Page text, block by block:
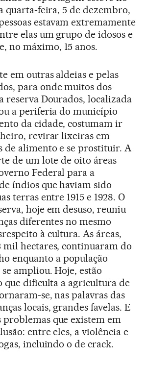
quarta-feira, 5 de dezembro,
estavam extremamente
elas um grupo de idosos e
no máximo, 15 anos.
em outras aldeias e pelas
para onde muitos dos
reserva Dourados, localizada
a periferia do município
da cidade, costumam ir
revirar lixeiras em
de alimento e se prostituir. A
de um lote de oito áreas
Federal para a
índios que haviam sido
terras entre 1915 e 1928. O
hoje em desuso, reuniu
diferentes no mesmo
à cultura. As áreas,
mil hectares, continuaram do
enquanto a população
ampliou. Hoje, estão
que dificulta a agricultura de
se, nas palavras das
locais, grandes favelas. E
problemas que existem em
entre eles, a violência e
incluindo o de crack.